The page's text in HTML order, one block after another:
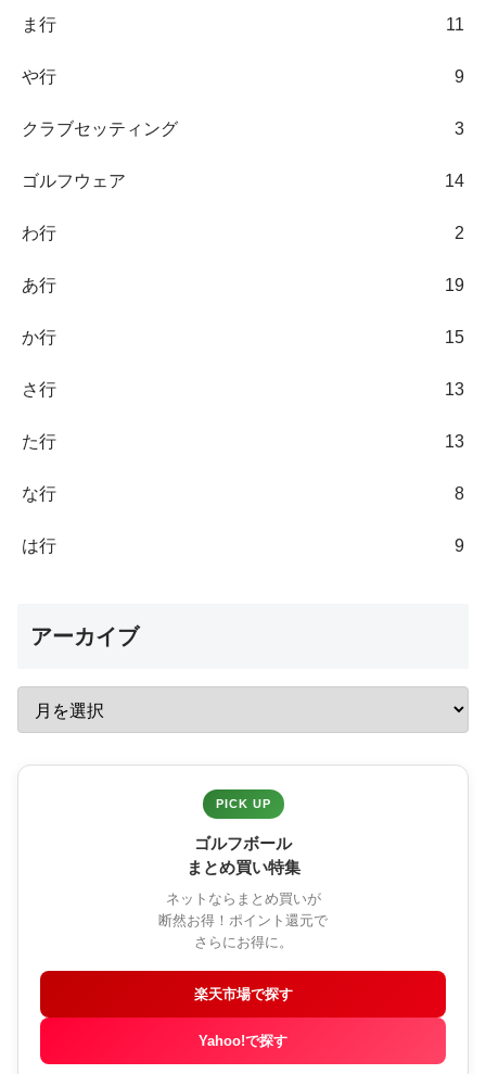
ま行 11
や行 9
クラブセッティング 3
ゴルフウェア 14
わ行 2
あ行 19
か行 15
さ行 13
た行 13
な行 8
は行 9
アーカイブ
PICK UP
ゴルフボール
まとめ買い特集
ネットならまとめ買いが
断然お得！ポイント還元で
さらにお得に。
楽天市場で探す
Yahoo!で探す